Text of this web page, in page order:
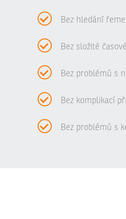
Bez hledání
Bez složité
Bez problémů s
Bez komplikací
Bez problémů s